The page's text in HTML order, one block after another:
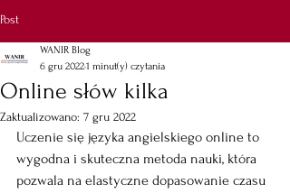
Post
Online słów kilka
WANIR Blog
6 gru 20221 minut(y) czytania
Zaktualizowano: 7 gru 2022
Uczenie się języka angielskiego online to
wygodna i skuteczna metoda nauki, która
pozwala na elastyczne dopasowanie czasu